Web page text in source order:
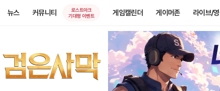
뉴스 커뮤니티
로스트아크
기대평 이벤트
게임캘린더 게이머존 라이브/